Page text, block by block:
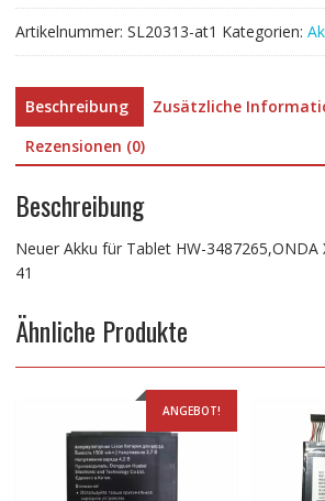
41
Menge
Artikelnummer: SL20313-at1 Kategorien:
Beschreibung
Zusätzliche
Rezensionen (0)
Beschreibung
Neuer Akku für Tablet HW-3487265,ONDA
41
Ähnliche Produkte
ANGEBOT!